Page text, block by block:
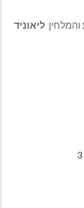
והמלחין ליאוניד